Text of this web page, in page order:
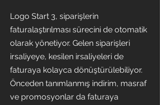
Logo Start 3, siparişlerin
faturalaştırılması sürecini de otomatik
olarak yönetiyor. Gelen siparişleri
irsaliyeye, kesilen irsaliyeleri de
faturaya kolayca dönüştürülebiliyor.
Önceden tanımlanmış indirim, masraf
ve promosyonlar da faturaya